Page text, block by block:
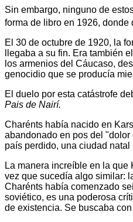
Sin embargo, ninguno de
forma de libro en 1926,
El 30 de octubre de 1920, la
llegaba a su fin. Era también
los armenios del Cáucaso,
genocidio que se producía
El duelo por esta catástrofe
Pais de Nairí.
Charénts había nacido en
abandonado en pos del
país perdido, una ciudad
La manera increíble en la
vez que sucedía algo similar:
Charénts había comenzado
soviético, es una poderosa
de existencia. Se buscaba